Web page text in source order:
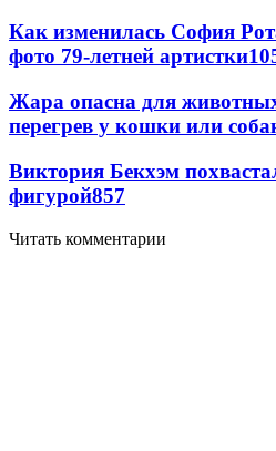
Как изменилась София
фото 79-летней артистки
Жара опасна для
перегрев у кошки или
Виктория Бекхэм
фигурой857
Читать комментарии